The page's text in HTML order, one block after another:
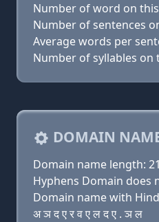
Number of word on this
Number of sentences
Average words per
Number of syllables on
DOMAIN
Domain name length: 21
Hyphens Domain does
Domain name with
अ ञ द ए र व ए ल द ए . ञ ल